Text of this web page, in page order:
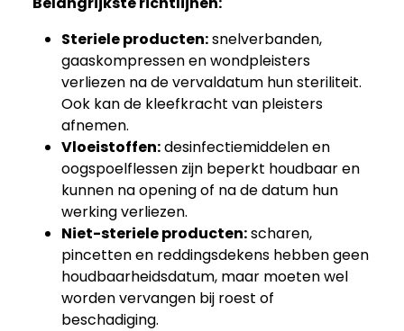
Steriele producten:snelverbanden,
gaaskompressen en wondpleisters
verliezen na de vervaldatum hun steriliteit.
Ook kan de kleefkracht van pleisters
afnemen.
Vloeistoffen:desinfectiemiddelen en
oogspoelflessen zijn beperkt houdbaar en
kunnen na opening of na de datum hun
werking verliezen.
Niet-steriele producten:scharen,
pincetten en reddingsdekens hebben geen
houdbaarheidsdatum, maar moeten wel
worden vervangen bij roest of
beschadiging.